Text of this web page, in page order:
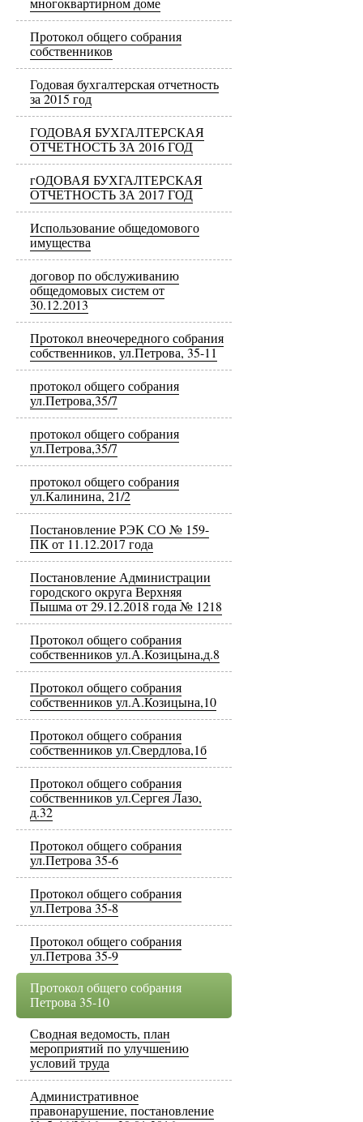
Протокол общего собрания
собственников
Годовая бухгалтерская отчетность
за 2015 год
ГОДОВАЯ БУХГАЛТЕРСКАЯ
ОТЧЕТНОСТЬ ЗА 2016 ГОД
гОДОВАЯ БУХГАЛТЕРСКАЯ
ОТЧЕТНОСТЬ ЗА 2017 ГОД
Использование общедомового
имущества
договор по обслуживанию
общедомовых систем от
30.12.2013
Протокол внеочередного собрания
собственников, ул.Петрова, 35-11
протокол общего собрания
ул.Петрова,35/7
протокол общего собрания
ул.Петрова,35/7
протокол общего собрания
ул.Калинина, 21/2
Постановление РЭК СО № 159-
ПК от 11.12.2017 года
Постановление Администрации
городского округа Верхняя
Пышма от 29.12.2018 года № 1218
Протокол общего собрания
собственников ул.А.Козицына,д.8
Протокол общего собрания
собственников ул.А.Козицына,10
Протокол общего собрания
собственников ул.Свердлова,1б
Протокол общего собрания
собственников ул.Сергея Лазо,
д.32
Протокол общего собрания
ул.Петрова 35-6
Протокол общего собрания
ул.Петрова 35-8
Протокол общего собрания
ул.Петрова 35-9
Протокол общего собрания
Петрова 35-10
Сводная ведомость, план
мероприятий по улучшению
условий труда
Административное
правонарушение, постановление